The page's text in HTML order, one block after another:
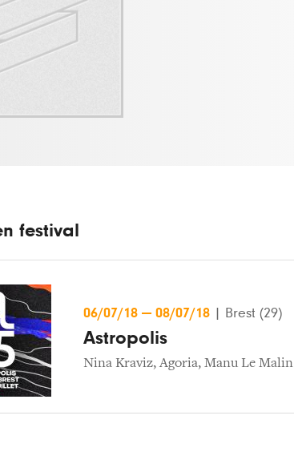
festival
06/07/18 — 08/07/18 Brest (29)
Astropolis
Nina Kraviz,Agoria, Manu Le Malin